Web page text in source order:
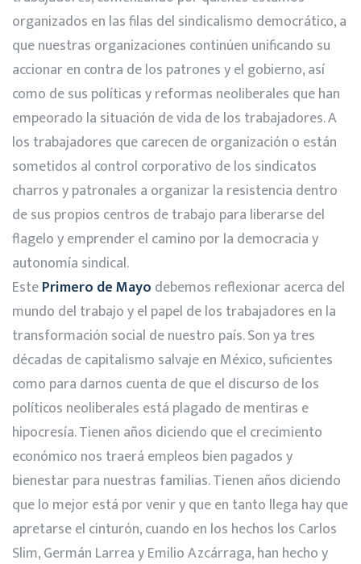
organizados en las filas del sindicalismo democrático, a
que nuestras organizaciones continúen unificando su
accionar en contra de los patrones y el gobierno, así
como de sus políticas y reformas neoliberales que han
empeorado la situación de vida de los trabajadores. A
los trabajadores que carecen de organización o están
sometidos al control corporativo de los sindicatos
charros y patronales a organizar la resistencia dentro
de sus propios centros de trabajo para liberarse del
flagelo y emprender el camino por la democracia y
autonomía sindical.
EstePrimero de Mayo debemos reflexionar acerca del
mundo del trabajo y el papel de los trabajadores en la
transformación social de nuestro país. Son ya tres
décadas de capitalismo salvaje en México, suficientes
como para darnos cuenta de que el discurso de los
políticos neoliberales está plagado de mentiras e
hipocresía. Tienen años diciendo que el crecimiento
económico nos traerá empleos bien pagados y
bienestar para nuestras familias. Tienen años diciendo
que lo mejor está por venir y que en tanto llega hay que
apretarse el cinturón, cuando en los hechos los Carlos
Slim, Germán Larrea y Emilio Azcárraga, han hecho y